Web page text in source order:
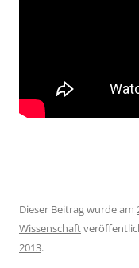
Dieser Beitrag wurde am
Wissenschaft
2013.